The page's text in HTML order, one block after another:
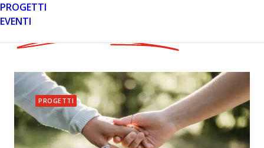
PROGETTI
EVENTI
MESE: LUGLIO 2023
PROGETTI